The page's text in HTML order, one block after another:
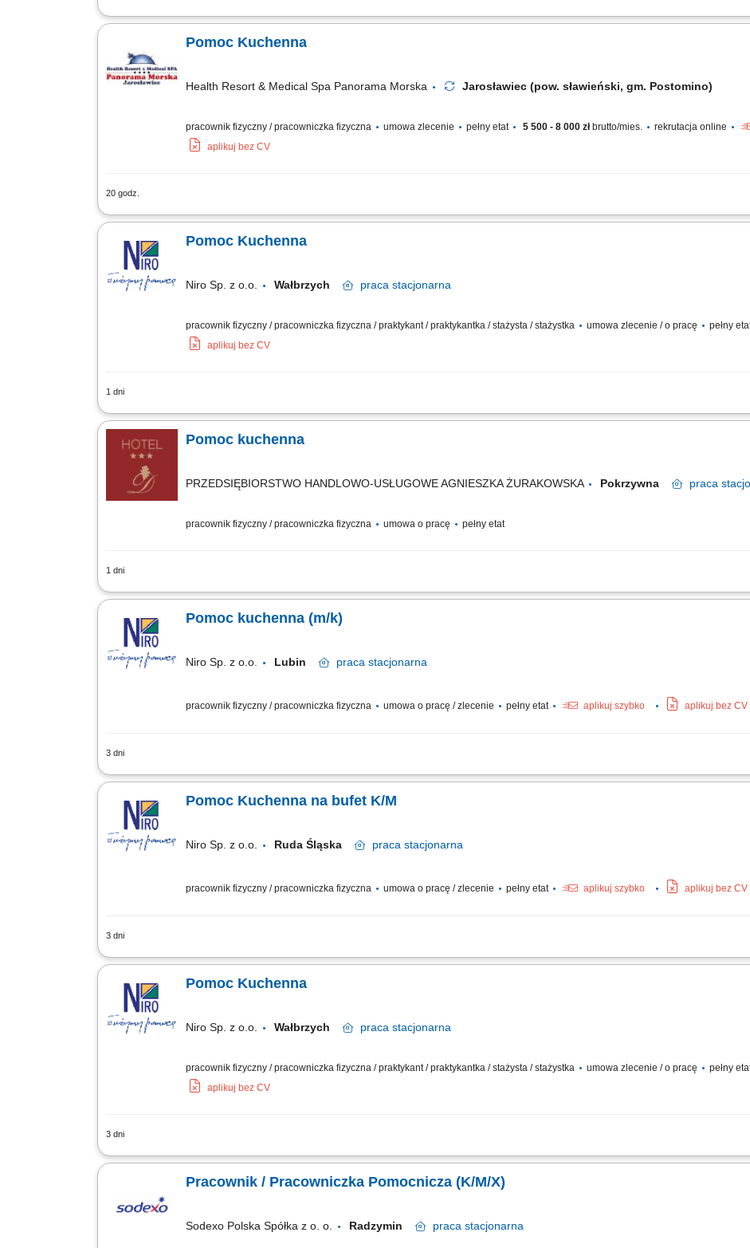
Lepienie pierogów; Aktywne wspieranie zespołu kucharzy w przygotowywaniu potraw, zgodnie z wytycznymi; Dbanie o czystość i
Pomoc Kuchenna
Health Resort & Medical Spa Panorama Morska Jarosławiec (pow. sławieński, gm. Postomino)
pracownik fizyczny / pracowniczka fizyczna umowa zlecenie pełny etat 5 500 - 8 000 złbrutto/mies. rekrutacja online
aplikuj bez CV
20 godz.
Zakres obowiązków: pomoc w przygotowywaniu posiłków; przestrzeganie systemu HACCP; dbanie o czystość i higienę pracy;
Pomoc Kuchenna
Niro Sp. z o.o. Wałbrzych praca stacjonarna
pracownik fizyczny / pracowniczka fizyczna / praktykant / praktykantka / stażysta / stażystka umowa zlecenie / o pracę pełny
aplikuj bez CV
1 dni
Zakres obowiązków: Aktywne wspieranie zespołu kucharzy przy przygotowywaniu potraw. Przygotowywanie składników (mycie,
Pomoc kuchenna
PRZEDSIĘBIORSTWO HANDLOWO-USŁUGOWE AGNIESZKA ŻURAKOWSKA Pokrzywna praca
pracownik fizyczny / pracowniczka fizyczna umowa o pracę pełny etat
1 dni
Twój zakres obowiązków przygotowywanie składników do potraw zgodnie z wytycznymi kucharzy, wsparcie kucharzy podczas
Pomoc kuchenna (m/k)
Niro Sp. z o.o. Lubin praca stacjonarna
pracownik fizyczny / pracowniczka fizyczna umowa o pracę / zlecenie pełny etat aplikuj szybko aplikuj bez CV
3 dni
Zakres obowiązków praca na zmywaku, pomoc przy przygotowywaniu posiłków, pomoc w pakowaniu i przygotowywaniu
Pomoc Kuchenna na bufet K/M
Niro Sp. z o.o. Ruda Śląska praca stacjonarna
pracownik fizyczny / pracowniczka fizyczna umowa o pracę / zlecenie pełny etat aplikuj szybko aplikuj bez CV
3 dni
Szukamy pomocy kuchennej z głową pełną pomysłów! Do naszego nowego zespołu poszukujemy osoby z pasją do gotowania,
Pomoc Kuchenna
Niro Sp. z o.o. Wałbrzych praca stacjonarna
pracownik fizyczny / pracowniczka fizyczna / praktykant / praktykantka / stażysta / stażystka umowa zlecenie / o pracę pełny
aplikuj bez CV
3 dni
Aktywne wspieranie zespołu kucharzy w przygotowywaniu potraw, zgodnie z wytycznymi;Dbanie o czystość i porządek w kuchni
Pracownik / Pracowniczka Pomocnicza (K/M/X)
Sodexo Polska Spółka z o. o. Radzymin praca stacjonarna